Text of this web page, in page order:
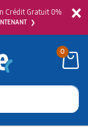
×
Crédit Gratuit 0%
0